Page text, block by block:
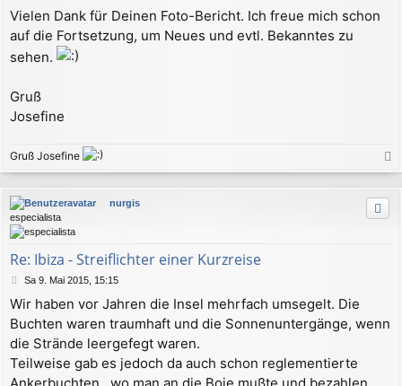
Vielen Dank für Deinen Foto-Bericht. Ich freue mich schon
auf die Fortsetzung, um Neues und evtl. Bekanntes zu
sehen.
Gruß
Josefine
Gruß Josefine
a
c
nurgis
especialista
Re: Ibiza - Streiflichter einer Kurzreise
B
i
t
r
a
g
Sa 9. Mai 2015, 15:15
Wir haben vor Jahren die Insel mehrfach umsegelt. Die
Buchten waren traumhaft und die Sonnenuntergänge, wenn
die Strände leergefegt waren.
Teilweise gab es jedoch da auch schon reglementierte